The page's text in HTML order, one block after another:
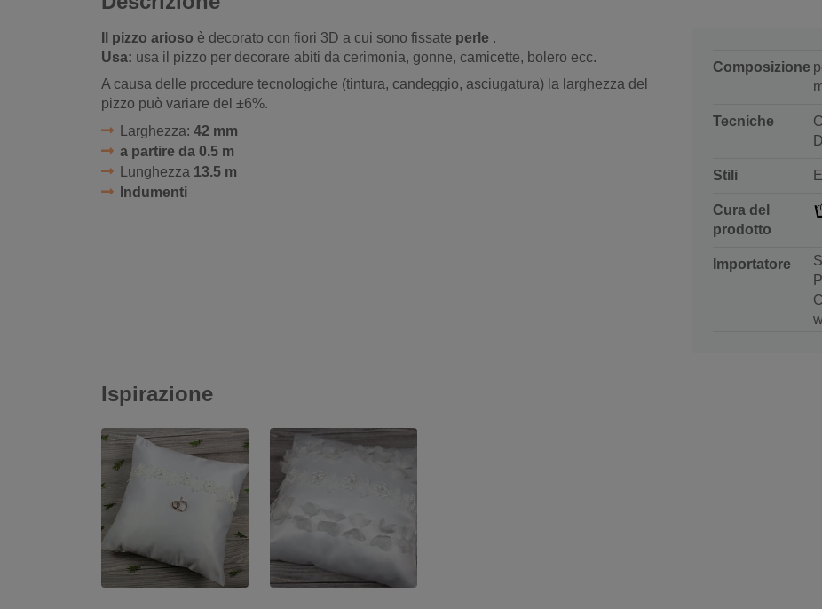
Il pizzo arioso è decorato con fiori 3D a cui sono fissate perle .
Usa: usa il pizzo per decorare abiti da cerimonia, gonne, camicette, bolero ecc.
A causa delle procedure tecnologiche (tintura, candeggio, asciugatura) la larghezza del
pizzo può variare del ±6%.
Larghezza: 42 mm
a partire da 0.5 m
Lunghezza 13.5 m
Indumenti
Composizione
Tecniche
Stili
Cura del
prodotto
Importatore
Ispirazione